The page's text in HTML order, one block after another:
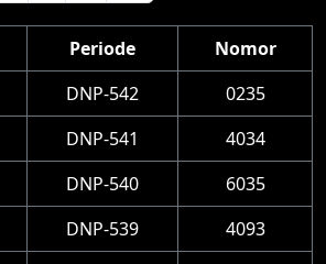
Periode
Nomor
DNP-542
0235
DNP-541
4034
DNP-540
6035
DNP-539
4093